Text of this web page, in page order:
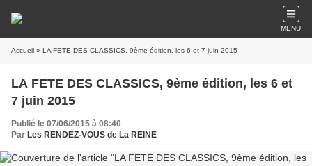
MENU
Accueil » LA FETE DES CLASSICS, 9ème édition, les 6 et 7 juin 2015
LA FETE DES CLASSICS, 9ème édition, les 6 et
7 juin 2015
Publié le 07/06/2015 à 08:40
Par Les RENDEZ-VOUS de La REINE